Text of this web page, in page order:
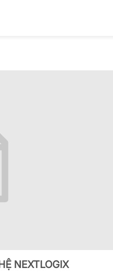
NEXTLOGIX